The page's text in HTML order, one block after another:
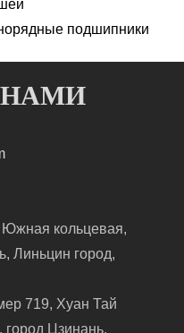
подшипники
НАМИ
Южная кольцевая,
Линьцин город,
719, Хуан Тай
город Цзинань,